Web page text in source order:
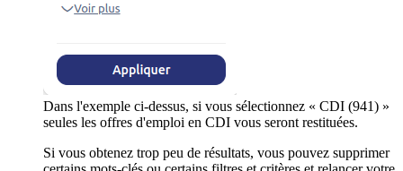
Dans l'exemple ci-dessus, si vous sélectionnez « CDI (941) »
seules les offres d'emploi en CDI vous seront restituées.
Si vous obtenez trop peu de résultats, vous pouvez supprimer